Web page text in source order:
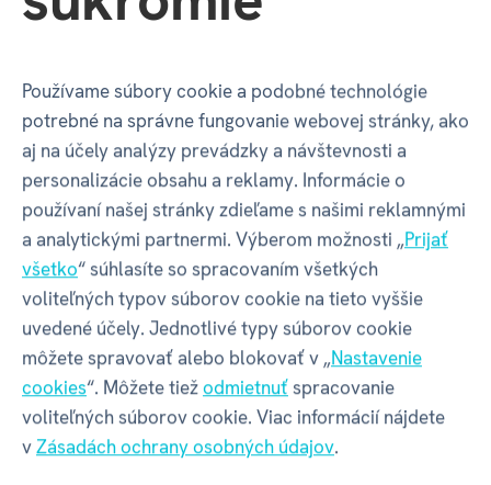
samolepky atd.) z edice Kouzelné čtení
elektronická Albi tužka.
Albi tužka není součástí
produktu
- je nutné ji zakoupit zvlášť
v sekci
Kouzelné čtení - Sady s tužkou .
ČESKÉ KÚZELNÉ ČÍTANIE ALBI
Vlastnosti
Kód produktu 87509
Používame súbory cookie a podobné technológie
potrebné na správne fungovanie webovej stránky, ako
aj na účely analýzy prevádzky a návštevnosti a
personalizácie obsahu a reklamy. Informácie o
používaní našej stránky zdieľame s našimi reklamnými
a analytickými partnermi. Výberom možnosti „Prijať
všetko“ súhlasíte so spracovaním všetkých
voliteľných typov súborov cookie na tieto vyššie
uvedené účely. Jednotlivé typy súborov cookie
môžete spravovať alebo blokovať v „Nastavenie
cookies“. Môžete tiežodmietnuťspracovanie
voliteľných súborov cookie. Viac informácií nájdete
vZásadách ochrany osobných údajov.